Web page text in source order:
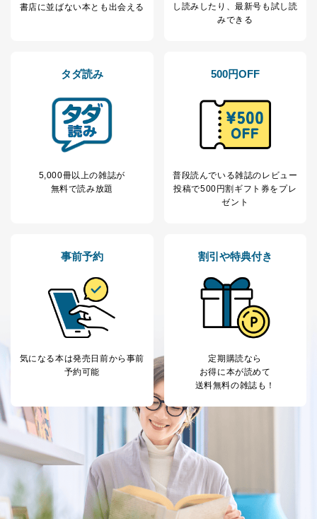
6
により当社の
た商品の発売元企業からのｅメー
トに登録された方
の個人情報
よびその分析のため
処、オペレーター教育など応対品
その他当社のプライバシーポリシ
ー等にて公表する利用目的達成の
※上記の利用目的のうちNo.1～5については保有個人デ
ータ（開示対象個人情報）の利用目的であり、下記4.の
開示等のご請求に対応させていただきます。
３．個人情報の第三者提供について
当社は、取得した個人情報を適切に管理し､あらかじめ
本人の同意を得ることなく第三者に提供することはあり
ません。ただし、次の場合は除きます。
法令に基づく場合
場合であって、本人の同意を得ることが困難であると
き。
公衆衛生の向上または児童の健全な育成の推進のため
に特に必要がある場合であって、本人の同意を得るこ
とが困難である場合。
国の機関もしくは地方公共団体またはその委託を受け
た者が法令の定める事務を遂行することに対して協力
する必要がある場合であって、本人の同意を得ること
により当該事務の遂行に支障を及ぼすおそれがあると
上記２．の利用目的を実施するために守秘義務を結ん
だ企業に、業務の一部として個人情報の取扱いを委
書店に並ばない本とも出会える
し読み したり、最新号も試し読
みできる
タダ読み
5,000冊以上の雑誌が
無料で読み放題
500円OFF
普段読んでいる雑誌のレビュー
投稿で500円割ギフト券をプレ
ゼント
事前予約
気になる本は発売日前から事前
予約可能
割引や特典付き
定期購読なら
お得に本が読めて
送料無料の雑誌も！